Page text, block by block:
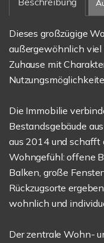
Dieses großzügige
außergewöhnlich viel
Zuhause mit
Die Immobilie
Bestandsgebäude
aus 2014 und schafft
Wohngefühl: offene
Balken, große
Rückzugsorte
wohnlich und
Der zentrale Wohn-